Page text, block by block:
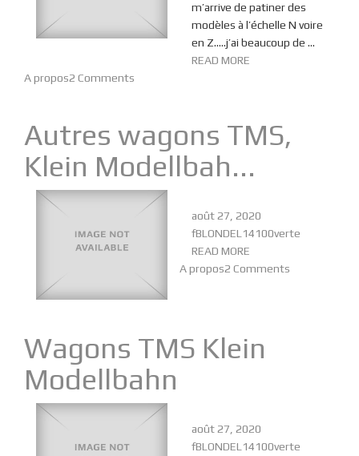
m’arrive de patiner des
modèles à l’échelle N voire
en Z…..j’ai beaucoup de ...
READ MORE
A propos2 Comments
Autres wagons TMS,
Klein Modellbah...
août 27, 2020
fBLONDEL14100verte
READ MORE
A propos2 Comments
Wagons TMS Klein
Modellbahn
août 27, 2020
fBLONDEL14100verte